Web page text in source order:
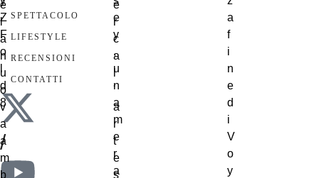
SPETTACOLO
LIFESTYLE
RECENSIONI
CONTATTI
/